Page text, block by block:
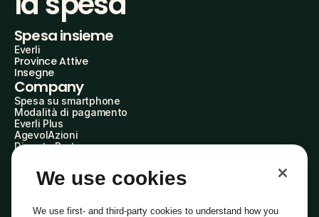
Spesa insieme
Everli
Province Attive
Insegne
Company
Spesa su smartphone
Modalità di pagamento
Everli Plus
AgevolAzioni
Diventa Partner
Everli Shoppers
About Us
Everli News
We use cookies
We use first- and third-party cookies to understand how you